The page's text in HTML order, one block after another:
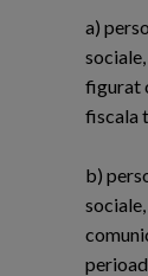
a)
figurat
fiscala
b)